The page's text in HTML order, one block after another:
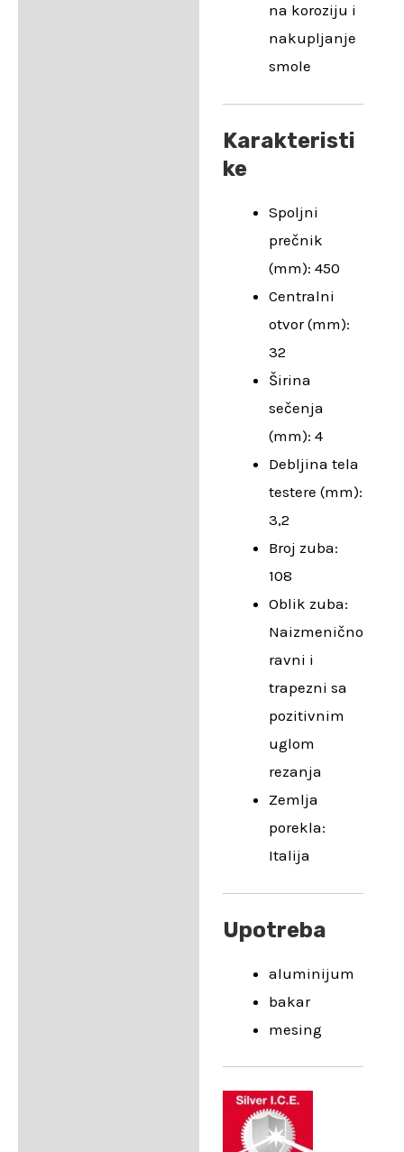
na koroziju i
nakupljanje
smole
Karakteristi
ke
Spoljni
prečnik
(mm): 450
Centralni
otvor (mm):
32
Širina
sečenja
(mm): 4
Debljina tela
testere (mm):
3,2
Broj zuba:
108
Oblik zuba:
Naizmenično
ravni i
trapezni sa
pozitivnim
uglom
rezanja
Zemlja
porekla:
Italija
Upotreba
aluminijum
bakar
mesing